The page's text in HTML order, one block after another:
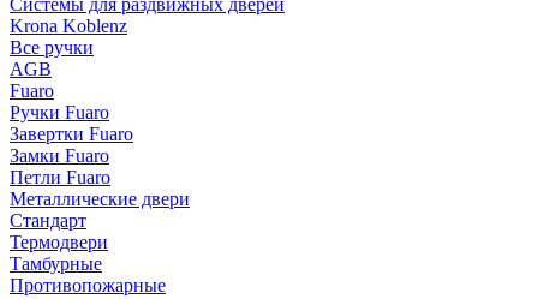
Системы для раздвижных дверей
Krona Koblenz
Все ручки
AGB
Fuaro
Ручки Fuaro
Завертки Fuaro
Замки Fuaro
Петли Fuaro
Металлические двери
Стандарт
Термодвери
Тамбурные
Противопожарные